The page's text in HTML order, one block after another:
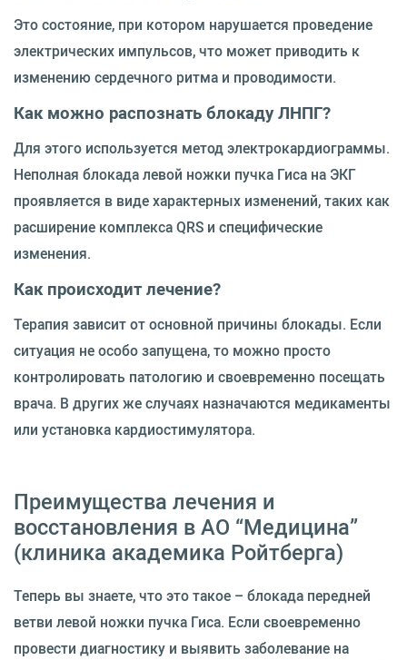
Это состояние, при котором нарушается проведение
электрических импульсов, что может приводить к
изменению сердечного ритма и проводимости.
Как можно распознать блокаду ЛНПГ?
Для этого используется метод электрокардиограммы.
Неполная блокада левой ножки пучка Гиса на ЭКГ
проявляется в виде характерных изменений, таких как
расширение комплекса QRS и специфические
изменения.
Как происходит лечение?
Терапия зависит от основной причины блокады. Если
ситуация не особо запущена, то можно просто
контролировать патологию и своевременно посещать
врача. В других же случаях назначаются медикаменты
или установка кардиостимулятора.
Преимущества лечения и
восстановления в АО “Медицина”
(клиника академика Ройтберга)
Теперь вы знаете, что это такое – блокада передней
ветви левой ножки пучка Гиса. Если своевременно
провести диагностику и выявить заболевание на